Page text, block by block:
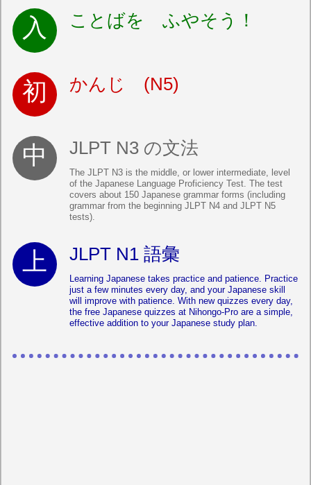
ことばを ふやそう！
かんじ (N5)
JLPT N3 の文法
The JLPT N3 is the middle, or lower intermediate, level
of the Japanese Language Proficiency Test. The test
covers about 150 Japanese grammar forms (including
grammar from the beginning JLPT N4 and JLPT N5
tests).
JLPT N1 語彙
Learning Japanese takes practice and patience. Practice
just a few minutes every day, and your Japanese skill
will improve with patience. With new quizzes every day,
the free Japanese quizzes at Nihongo-Pro are a simple,
effective addition to your Japanese study plan.